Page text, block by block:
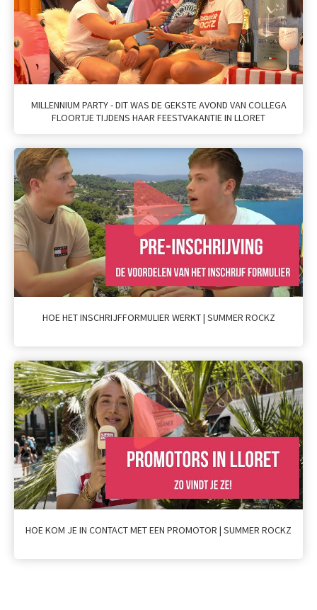
MILLENNIUM PARTY - DIT WAS DE GEKSTE AVOND VAN COLLEGA
FLOORTJE TIJDENS HAAR FEESTVAKANTIE IN LLORET
HOE HET INSCHRIJFFORMULIER WERKT | SUMMER ROCKZ
HOE KOM JE IN CONTACT MET EEN PROMOTOR | SUMMER ROCKZ